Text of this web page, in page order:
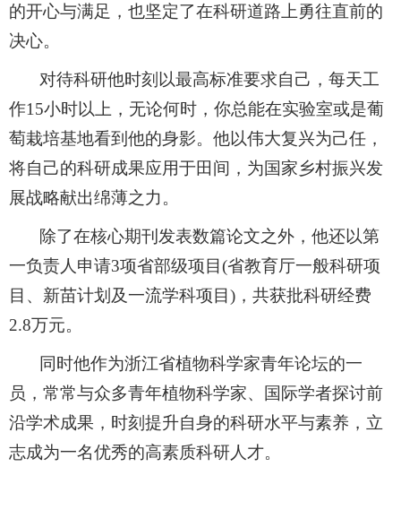
的开心与满足，也坚定了在科研道路上勇往直前的
决心。
对待科研他时刻以最高标准要求自己，每天工
作15小时以上，无论何时，你总能在实验室或是葡
萄栽培基地看到他的身影。他以伟大复兴为己任，
将自己的科研成果应用于田间，为国家乡村振兴发
展战略献出绵薄之力。
除了在核心期刊发表数篇论文之外，他还以第
一负责人申请3项省部级项目(省教育厅一般科研项
目、新苗计划及一流学科项目)，共获批科研经费
2.8万元。
同时他作为浙江省植物科学家青年论坛的一
员，常常与众多青年植物科学家、国际学者探讨前
沿学术成果，时刻提升自身的科研水平与素养，立
志成为一名优秀的高素质科研人才。